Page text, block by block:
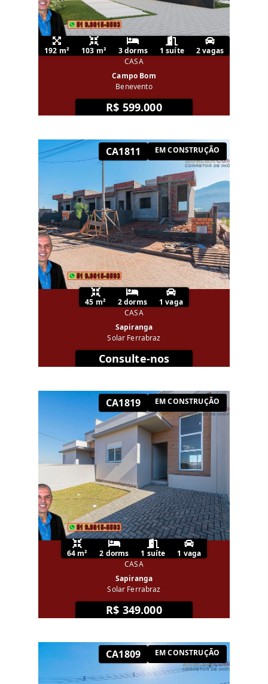
192 m² 103 m² 3 dorms 1 suíte
2 vagas
CASA
Campo Bom
Benevento
R$ 599.000
CA1811 EM CONSTRUÇÃO
45 m² 2 dorms
1 vaga
CASA
Sapiranga
Solar Ferrabraz
Consulte-nos
CA1819 EM CONSTRUÇÃO
64 m² 2 dorms 1 suíte
1 vaga
CASA
Sapiranga
Solar Ferrabraz
R$ 349.000
CA1809 EM CONSTRUÇÃO